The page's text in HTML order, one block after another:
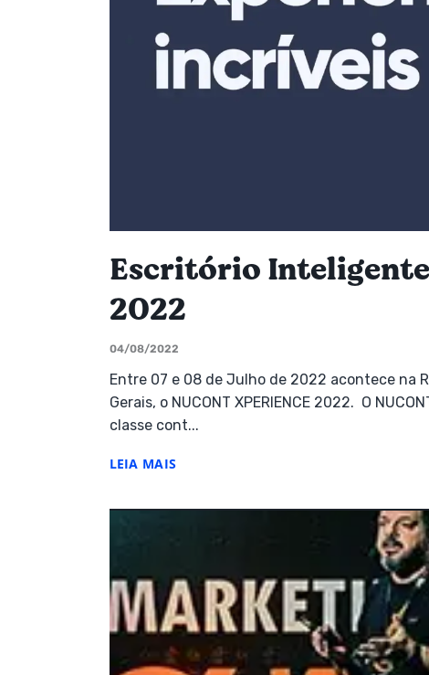
Escritório Inteligente
2022
04/08/2022
Entre 07 e 08 de Julho de 2022 acontece na
Gerais, o NUCONT XPERIENCE 2022. O
classe cont...
LEIA MAIS